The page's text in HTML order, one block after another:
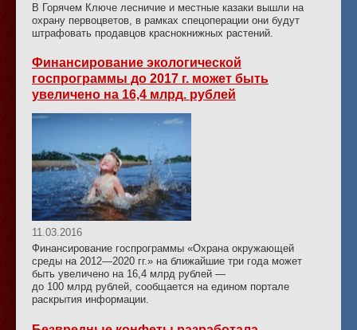
В Горячем Ключе лесничие и местные казаки вышли на
охрану первоцветов, в рамках спецоперации они будут
штрафовать продавцов краснокнижных растений.
Финансирование экологической
госпрограммы до 2017 г. может быть
увеличено на 16,4 млрд. рублей
11.03.2016
Финансирование госпрограммы «Охрана окружающей
среды на 2012—2020 гг.» на ближайшие три года может
быть увеличено на 16,4 млрд рублей —
до 100 млрд рублей, сообщается на едином портале
раскрытия информации.